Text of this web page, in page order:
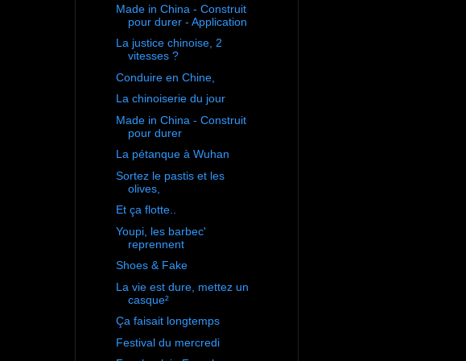
Made in China - Construit
pour durer - Application
La justice chinoise, 2
vitesses ?
Conduire en Chine,
La chinoiserie du jour
Made in China - Construit
pour durer
La pétanque à Wuhan
Sortez le pastis et les
olives,
Et ça flotte..
Youpi, les barbec'
reprennent
Shoes & Fake
La vie est dure, mettez un
casque²
Ça faisait longtemps
Festival du mercredi